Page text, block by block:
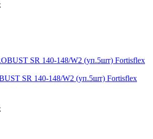
SR 140-148/W2 (уп.5шт) Fortisflex